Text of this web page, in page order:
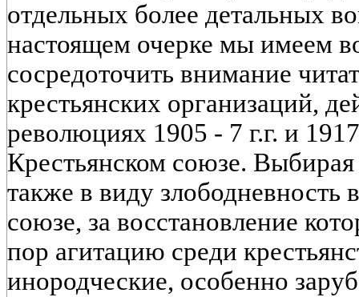
отдельных более детальных
настоящем очерке мы имеем
сосредоточить внимание
крестьянских организаций,
революциях 1905 - 7 г.г. и
Крестьянском союзе.
также в виду злободневность
союзе, за восстановление
пор агитацию среди
инородческие, особенно